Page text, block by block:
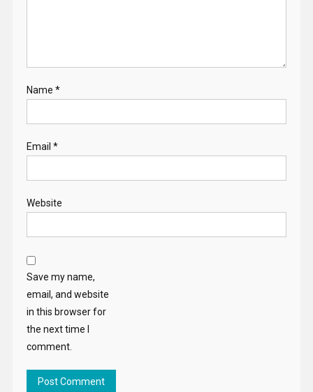
Name *
Email *
Website
Save my name,
email, and website
in this browser for
the next time I
comment.